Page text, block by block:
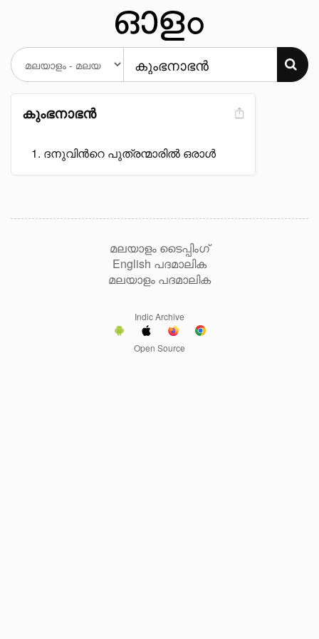
കുംഭനാഭൻ
ദനുവിൻറെ പുത്രന്മാരിൽ ഒരാൾ
മലയാളം ടൈപ്പിംഗ്
English പദമാലിക
മലയാളം പദമാലിക
Indic Archive
Open Source